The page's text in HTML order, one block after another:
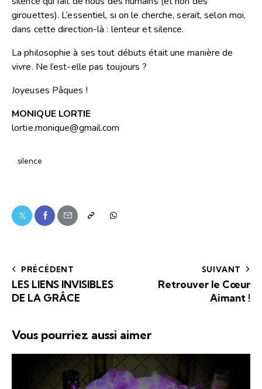
girouettes). L’essentiel, si on le cherche, serait, selon moi,
dans cette direction-là : lenteur et silence.
La philosophie à ses tout débuts était une manière de
vivre. Ne l’est-elle pas toujours ?
Joyeuses Pâques !
MONIQUE LORTIE
lortie.monique@gmail.com
silence
PRÉCÉDENT
LES LIENS INVISIBLES
DE LA GRÂCE
SUIVANT
Retrouver le Cœur
Aimant !
Vous pourriez aussi aimer